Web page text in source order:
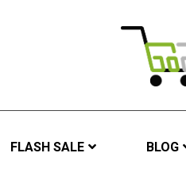
FLASH SALE BLOG